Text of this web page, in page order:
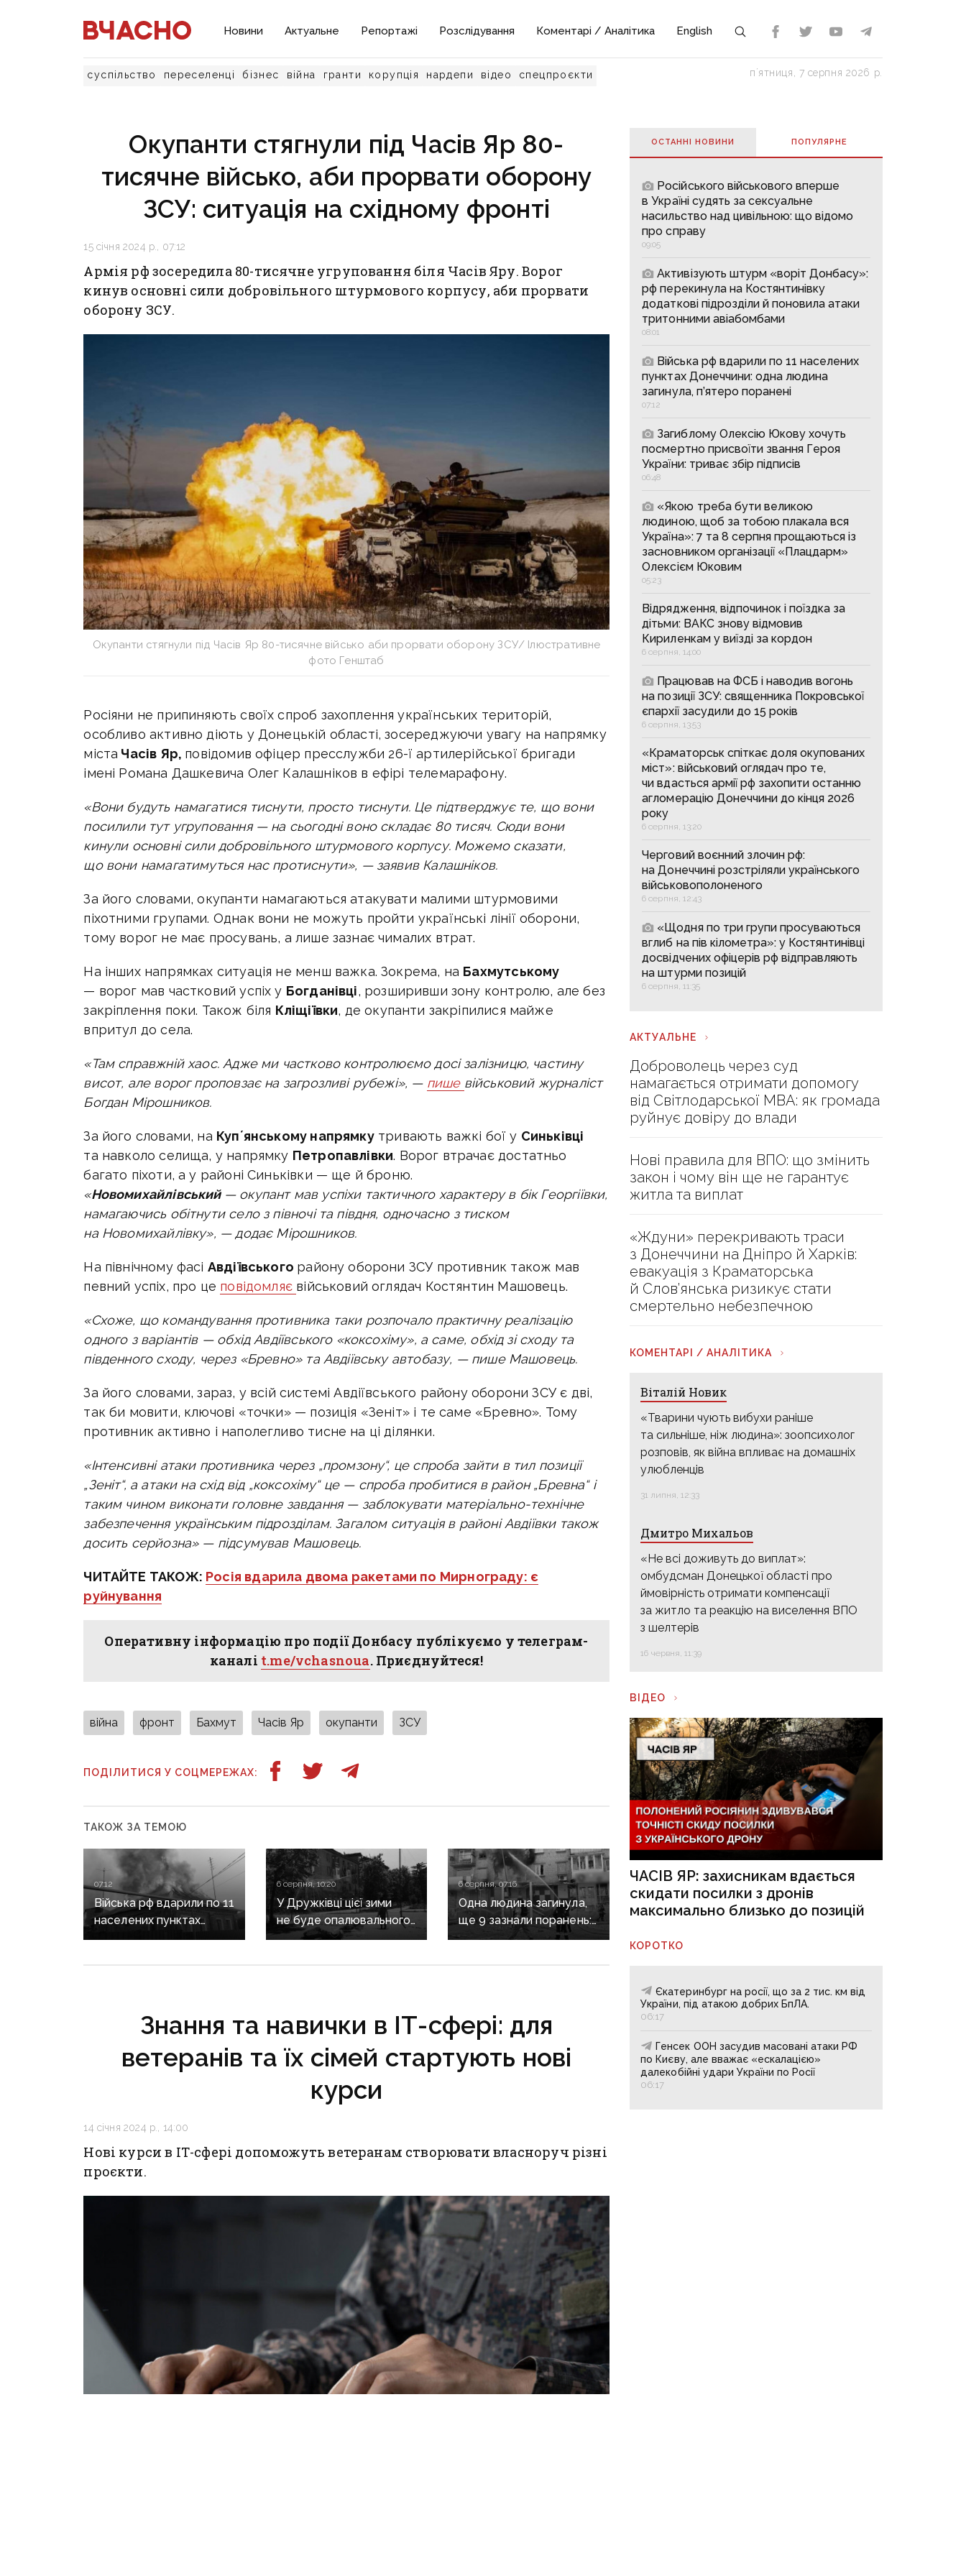
Новини Актуальне Репортажі Розслідування Коментарі / Аналітика English
суспільство переселенці бізнес війна гранти корупція нардепи відео спецпроєкти пʼятниця, 7 серпня 2026 р.
Окупанти стягнули під Часів Яр 80-
тисячне військо, аби прорвати оборону
ЗСУ: ситуація на східному фронті
15 січня 2024 р., 07:12
Армія рф зосередила 80-тисячне угруповання біля Часів Яру. Ворог
кинув основні сили добровільного штурмового корпусу, аби прорвати
оборону ЗСУ.
Окупанти стягнули під Часів Яр 80-тисячне військо аби прорвати оборону ЗСУ/ Ілюстративне
фото Генштаб
Росіяни не припиняють своїх спроб захоплення українських територій,
особливо активно діють у Донецькій області, зосереджуючи увагу на напрямку
міста Часів Яр, повідомив офіцер пресслужби 26-ї артилерійської бригади
імені Романа Дашкевича Олег Калашніков в ефірі телемарафону.
«Вони будуть намагатися тиснути, просто тиснути. Це підтверджує те, що вони
посилили тут угруповання — на сьогодні воно складає 80 тисяч. Сюди вони
кинули основні сили добровільного штурмового корпусу. Можемо сказати,
що вони намагатимуться нас протиснути», — заявив Калашніков.
За його словами, окупанти намагаються атакувати малими штурмовими
піхотними групами. Однак вони не можуть пройти українські лінії оборони,
тому ворог не має просувань, а лише зазнає чималих втрат.
На інших напрямках ситуація не менш важка. Зокрема, на Бахмутському
— ворог мав частковий успіх у Богданівці, розширивши зону контролю, але без
закріплення поки. Також біля Кліщіївки, де окупанти закріпилися майже
впритул до села.
«Там справжній хаос. Адже ми частково контролюємо досі залізницю, частину
висот, але ворог проповзає на загрозливі рубежі», — пише військовий журналіст
Богдан Мірошников.
За його словами, на Купʼянському напрямкутривають важкі бої у Синьківці
та навколо селища, у напрямку Петропавлівки. Ворог втрачає достатньо
багато піхоти, а у районі Синьківки — ще й броню.
«Новомихайлівський — окупант мав успіхи тактичного характеру в бік Георгіївки,
намагаючись обітнути село з півночі та півдня, одночасно з тиском
на Новомихайлівку», — додає Мірошников.
На північному фасі Авдіївського району оборони ЗСУ противник також мав
певний успіх, про це повідомляє військовий оглядач Костянтин Машовець.
«Схоже, що командування противника таки розпочало практичну реалізацію
одного з варіантів — обхід Авдіївського «коксохіму», а саме, обхід зі сходу та
південного сходу, через «Бревно» та Авдіївську автобазу, — пише Машовець.
За його словами, зараз, у всій системі Авдіївського району оборони ЗСУ є дві,
так би мовити, ключові «точки» — позиція «Зеніт» і те саме «Бревно». Тому
противник активно і наполегливо тисне на ці ділянки.
«Інтенсивні атаки противника через „промзону“, це спроба зайти в тил позиції
„Зеніт“, а атаки на схід від „коксохіму“ це — спроба пробитися в район „Бревна“ і
таким чином виконати головне завдання — заблокувати матеріально-технічне
забезпечення українським підрозділам. Загалом ситуація в районі Авдіївки також
досить серйозна» — підсумував Машовець.
ЧИТАЙТЕ ТАКОЖ: Росія вдарила двома ракетами по Мирнограду: є
руйнування
Оперативну інформацію про події Донбасу публікуємо у телеграм-
каналі t.me/vchasnoua. Приєднуйтеся!
війна фронт Бахмут Часів Яр окупанти ЗСУ
ПОДІЛИТИСЯ У СОЦМЕРЕЖАХ:
ТАКОЖ ЗА ТЕМОЮ
07:12
Війська рф вдарили по 11
населених пунктах
Донеччини: одна людина
6 серпня, 10:20
У Дружківці цієї зими
не буде опалювального
сезону: фронт
6 серпня, 07:16
Одна людина загинула,
ще 9 зазнали поранень:
воєнні злочини
Знання та навички в ІТ-сфері: для
ветеранів та їх сімей стартують нові
курси
14 січня 2024 р., 14:00
Нові курси в ІТ-сфері допоможуть ветеранам створювати власноруч різні
проєкти.
ОСТАННІ НОВИНИ ПОПУЛЯРНE
Російського військового вперше
в Україні судять за сексуальне
насильство над цивільною: що відомо
про справу
09:05
Активізують штурм «воріт Донбасу»:
рф перекинула на Костянтинівку
додаткові підрозділи й поновила атаки
тритонними авіабомбами
08:01
Війська рф вдарили по 11 населених
пунктах Донеччини: одна людина
загинула, п’ятеро поранені
07:12
Загиблому Олексію Юкову хочуть
посмертно присвоїти звання Героя
України: триває збір підписів
06:48
«Якою треба бути великою
людиною, щоб за тобою плакала вся
Україна»: 7 та 8 серпня прощаються із
засновником організації «Плацдарм»
Олексієм Юковим
05:23
Відрядження, відпочинок і поїздка за
дітьми: ВАКС знову відмовив
Кириленкам у виїзді за кордон
6 серпня, 14:00
Працював на ФСБ і наводив вогонь
на позиції ЗСУ: священника Покровської
єпархії засудили до 15 років
6 серпня, 13:53
«Краматорськ спіткає доля окупованих
міст»: військовий оглядач про те,
чи вдасться армії рф захопити останню
агломерацію Донеччини до кінця 2026
року
6 серпня, 13:20
Черговий воєнний злочин рф:
на Донеччині розстріляли українського
військовополоненого
6 серпня, 12:43
«Щодня по три групи просуваються
вглиб на пів кілометра»: у Костянтинівці
досвідчених офіцерів рф відправляють
на штурми позицій
6 серпня, 11:35
АКТУАЛЬНЕ
Доброволець через суд
намагається отримати допомогу
від Світлодарської МВА: як громада
руйнує довіру до влади
Нові правила для ВПО: що змінить
закон і чому він ще не гарантує
житла та виплат
«Ждуни» перекривають траси
з Донеччини на Дніпро й Харків:
евакуація з Краматорська
й Слов’янська ризикує стати
смертельно небезпечною
КОМЕНТАРІ / АНАЛІТИКА
Віталій Новик
«Тварини чують вибухи раніше
та сильніше, ніж людина»: зоопсихолог
розповів, як війна впливає на домашніх
улюбленців
31 липня, 12:33
Дмитро Михальов
«Не всі доживуть до виплат»:
омбудсман Донецької області про
ймовірність отримати компенсації
за житло та реакцію на виселення ВПО
з шелтерів
16 червня, 11:39
ВІДЕО
ЧАСІВ ЯР: захисникам вдається
скидати посилки з дронів
максимально близько до позицій
КОРОТКО
Єкатеринбург на росії, що за 2 тис. км від
України, під атакою добрих БпЛА.
06:17
Генсек ООН засудив масовані атаки РФ
по Києву, але вважає «ескалацією»
далекобійні удари України по Росії
06:17